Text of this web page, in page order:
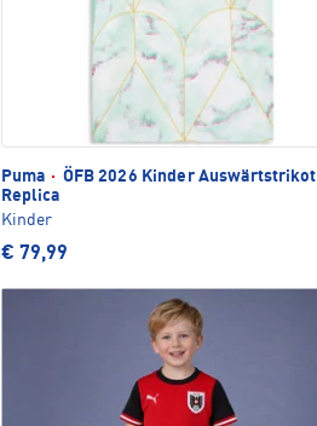
Puma · ÖFB 2026 Kinder Auswärtstrikot
Replica
Kinder
€ 79,99